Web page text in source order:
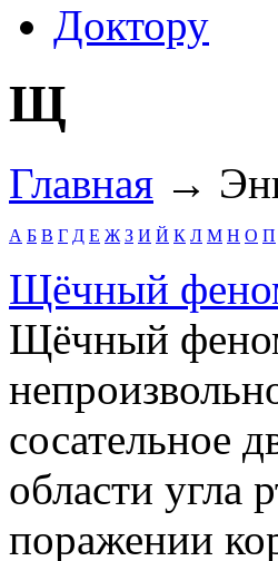
Доктору
Щ
Главная →
А Б В Г Д Е Ж З И Й К Л М Н О П
Щёчный
Щёчный
сосательное
области угла
поражении